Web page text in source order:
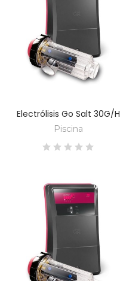
DESCUBRE
Electrólisis Go Salt 30G/H
Piscina